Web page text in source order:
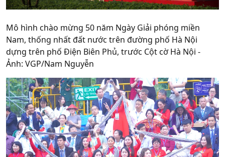
Mô hình chào mừng 50 năm Ngày Giải phóng miền
Nam, thống nhất đất nước trên đường phố Hà Nội
dựng trên phố Điện Biên Phủ, trước Cột cờ Hà Nội -
Ảnh: VGP/Nam Nguyễn